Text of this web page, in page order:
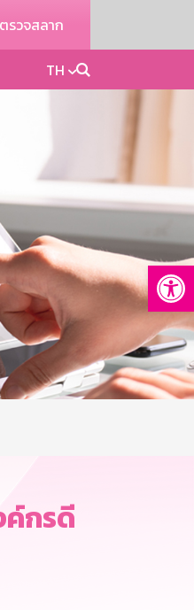
ตรวจสลาก
TH
ค์กรดี